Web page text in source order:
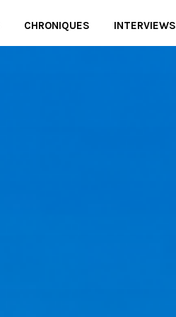
CHRONIQUES INTERVIEWS